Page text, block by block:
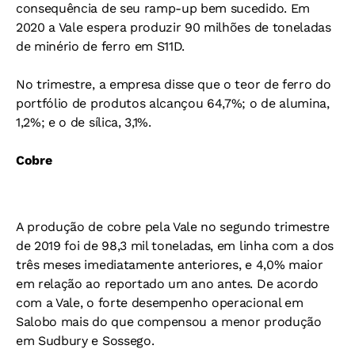
consequência de seu ramp-up bem sucedido. Em
2020 a Vale espera produzir 90 milhões de toneladas
de minério de ferro em S11D.
No trimestre, a empresa disse que o teor de ferro do
portfólio de produtos alcançou 64,7%; o de alumina,
1,2%; e o de sílica, 3,1%.
Cobre
A produção de cobre pela Vale no segundo trimestre
de 2019 foi de 98,3 mil toneladas, em linha com a dos
três meses imediatamente anteriores, e 4,0% maior
em relação ao reportado um ano antes. De acordo
com a Vale, o forte desempenho operacional em
Salobo mais do que compensou a menor produção
em Sudbury e Sossego.